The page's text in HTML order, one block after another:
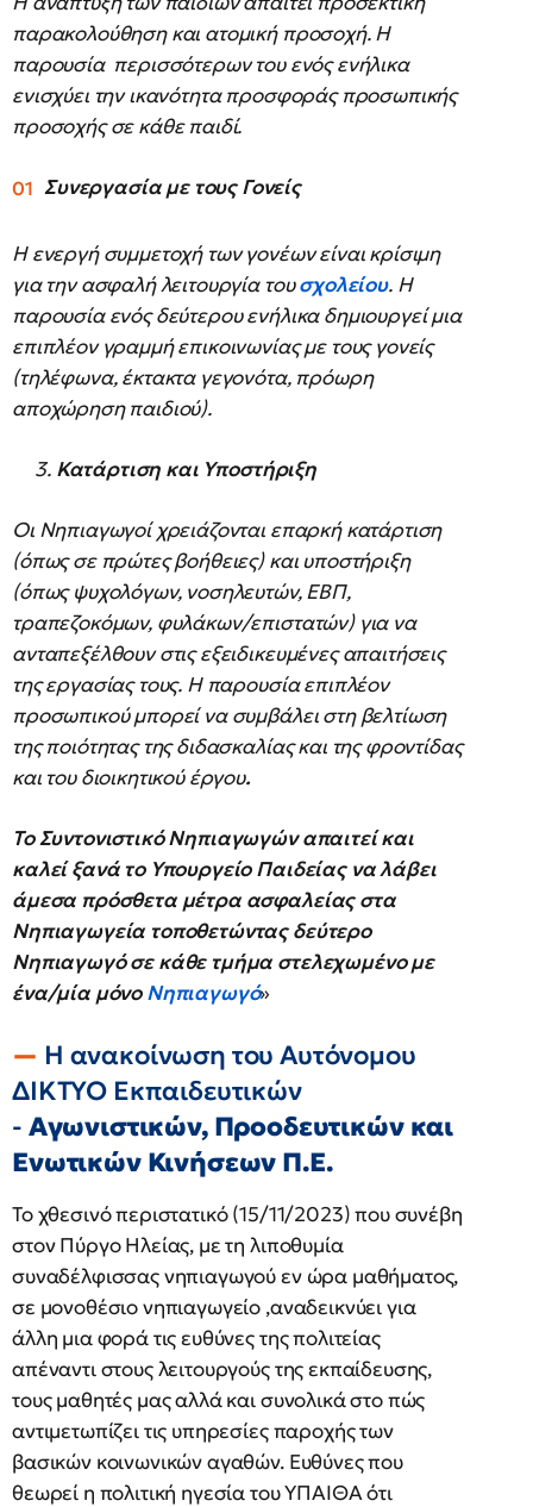
παρακολούθηση και ατομική προσοχή. Η
παρουσία περισσότερων του ενός ενήλικα
ενισχύει την ικανότητα προσφοράς προσωπικής
προσοχής σε κάθε παιδί.
Συνεργασία με τους Γονείς
Η ενεργή συμμετοχή των γονέων είναι κρίσιμη
για την ασφαλή λειτουργία τουσχολείου. Η
παρουσία ενός δεύτερου ενήλικα δημιουργεί μια
επιπλέον γραμμή επικοινωνίας με τους γονείς
(τηλέφωνα, έκτακτα γεγονότα, πρόωρη
αποχώρηση παιδιού).
3. Κατάρτιση και Υποστήριξη
Οι Νηπιαγωγοί χρειάζονται επαρκή κατάρτιση
(όπως σε πρώτες βοήθειες) και υποστήριξη
(όπως ψυχολόγων, νοσηλευτών, ΕΒΠ,
τραπεζοκόμων, φυλάκων/επιστατών) για να
ανταπεξέλθουν στις εξειδικευμένες απαιτήσεις
της εργασίας τους. Η παρουσία επιπλέον
προσωπικού μπορεί να συμβάλει στη βελτίωση
της ποιότητας της διδασκαλίας και της φροντίδας
και του διοικητικού έργου.
Το Συντονιστικό Νηπιαγωγών απαιτεί και
καλεί ξανά το Υπουργείο Παιδείας να λάβει
άμεσα πρόσθετα μέτρα ασφαλείας στα
Νηπιαγωγεία τοποθετώντας δεύτερο
Νηπιαγωγό σε κάθε τμήμα στελεχωμένο με
ένα/μία μόνοΝηπιαγωγό»
Η ανακοίνωση του Αυτόνομου
ΔΙΚΤΥΟ Εκπαιδευτικών
- Αγωνιστικών, Προοδευτικών και
Ενωτικών Κινήσεων Π.Ε.
Το χθεσινό περιστατικό (15/11/2023) που συνέβη
στον Πύργο Ηλείας, με τη λιποθυμία
συναδέλφισσας νηπιαγωγού εν ώρα μαθήματος,
σε μονοθέσιο νηπιαγωγείο ,αναδεικνύει για
άλλη μια φορά τις ευθύνες της πολιτείας
απέναντι στους λειτουργούς της εκπαίδευσης,
τους μαθητές μας αλλά και συνολικά στο πώς
αντιμετωπίζει τις υπηρεσίες παροχής των
βασικών κοινωνικών αγαθών. Ευθύνες που
θεωρεί η πολιτική ηγεσία του ΥΠΑΙΘΑ ότι